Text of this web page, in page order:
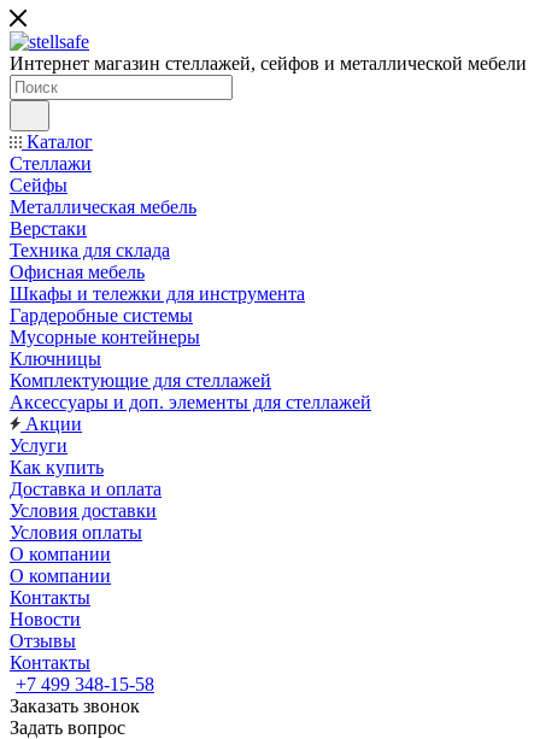
Интернет магазин стеллажей, сейфов и металлической мебели
Каталог
Стеллажи
Сейфы
Металлическая мебель
Верстаки
Техника для склада
Офисная мебель
Шкафы и тележки для инструмента
Гардеробные системы
Мусорные контейнеры
Ключницы
Комплектующие для стеллажей
Аксессуары и доп. элементы для стеллажей
Акции
Услуги
Как купить
Доставка и оплата
Условия доставки
Условия оплаты
О компании
О компании
Контакты
Новости
Отзывы
Контакты
+7 499 348-15-58
Заказать звонок
Задать вопрос